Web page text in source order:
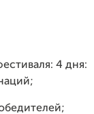
4 дня: